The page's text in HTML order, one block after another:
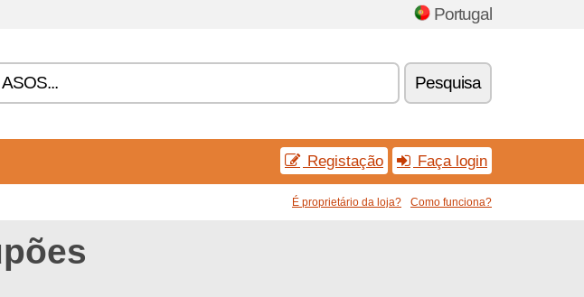
Portugal
Pesquisa
Registação Faça login
É proprietário da loja? Como funciona?